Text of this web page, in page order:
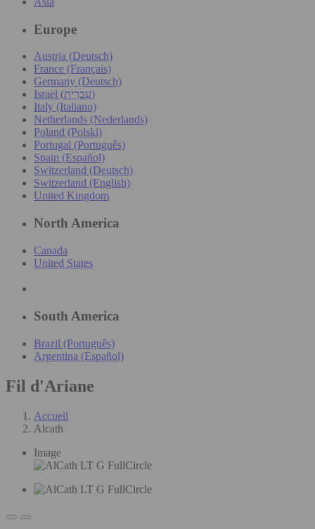
Europe
Austria (Deutsch)
France (Français)
Germany (Deutsch)
Israel (עִברִית)
Italy (Italiano)
Netherlands (Nederlands)
Poland (Polski)
Portugal (Português)
Spain (Español)
Switzerland (Deutsch)
Switzerland (English)
United Kingdom
North America
Canada
United States
South America
Brazil (Português)
Argentina (Español)
Fil d'Ariane
Accueil
Alcath
Image